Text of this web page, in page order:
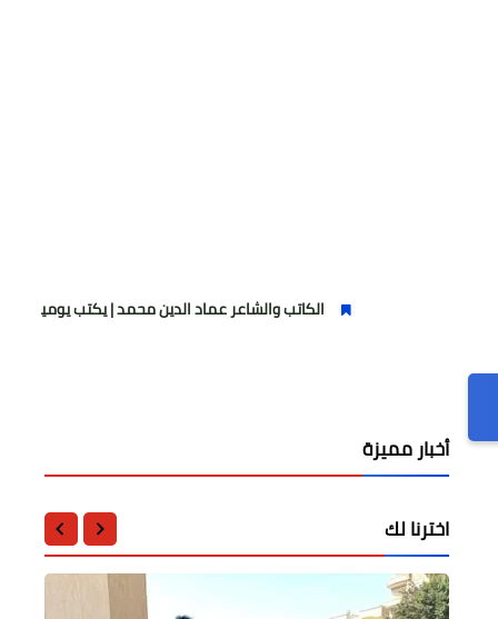
الكاتب والشاعر عماد الدين محمد | يكتب يوميات شاعر وقصيدة :
أخبار مميزة
اخترنا لك